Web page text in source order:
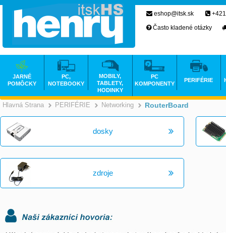
Hlavná Strana >
PERIFÉRIE >
Networking >
RouterBoard
dosky
zdroje
eshop@itsk.sk
Často kladené otázky
JARNÉ
POMÔCKY
PC,
NOTEBOOKY
MOBILY,
TABLETY,
HODINKY
PC
KOMPONENTY
PERIFÉRIE